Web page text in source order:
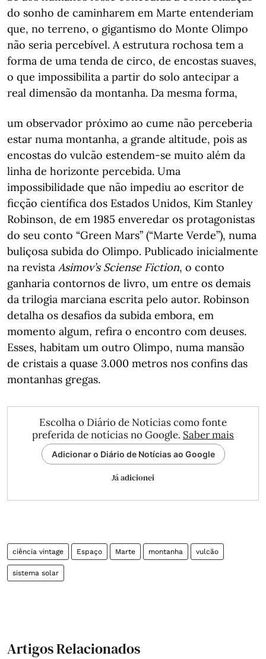
do sonho de caminharem em Marte entenderiam
que, no terreno, o gigantismo do Monte Olimpo
não seria percebível. A estrutura rochosa tem a
forma de uma tenda de circo, de encostas suaves,
o que impossibilita a partir do solo antecipar a
real dimensão da montanha. Da mesma forma,
um observador próximo ao cume não perceberia
estar numa montanha, a grande altitude, pois as
encostas do vulcão estendem-se muito além da
linha de horizonte percebida. Uma
impossibilidade que não impediu ao escritor de
ficção científica dos Estados Unidos, Kim Stanley
Robinson, de em 1985 enveredar os protagonistas
do seu conto “Green Mars” (“Marte Verde”), numa
buliçosa subida do Olimpo. Publicado inicialmente
na revista Asimov’s Sciense Fiction, o conto
ganharia contornos de livro, um entre os demais
da trilogia marciana escrita pelo autor. Robinson
detalha os desafios da subida embora, em
momento algum, refira o encontro com deuses.
Esses, habitam um outro Olimpo, numa mansão
de cristais a quase 3.000 metros nos confins das
montanhas gregas.
Escolha o Diário de Notícias como fonte
preferida de notícias no Google. Saber mais
Adicionar o Diário de Notícias ao Google
Já adicionei
ciência vintage Espaço Marte montanha vulcão
sistema solar
Artigos Relacionados